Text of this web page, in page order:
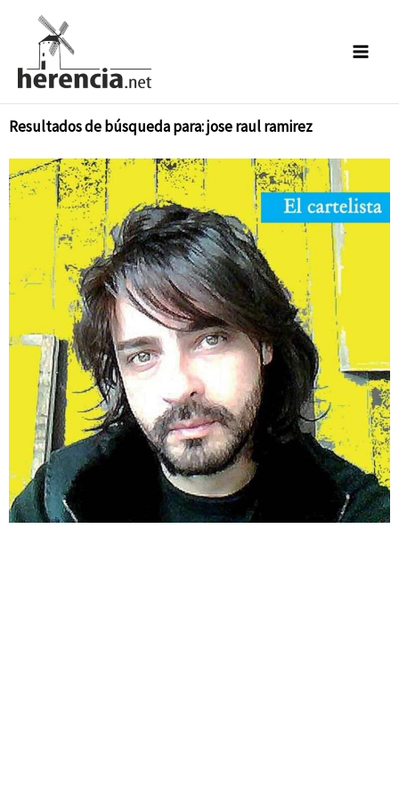
contenido
Resultados de búsqueda para: jose raul ramirez
PáginaPágina PáginaPágina